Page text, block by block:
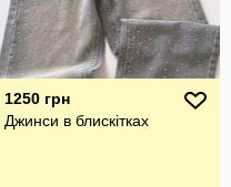
1250 грн
Джинси в блискітках